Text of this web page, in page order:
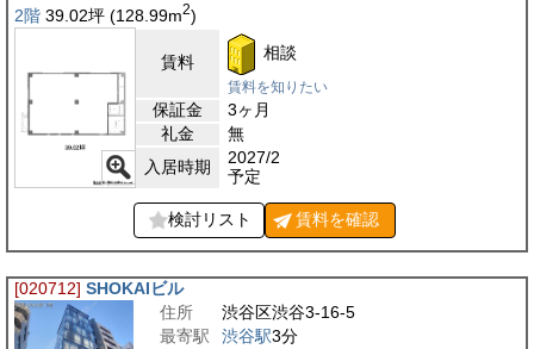
2階 39.02坪 (128.99m2)
賃料 相談
賃料を知りたい
保証金
3ヶ月
礼金
無
入居時期
2027/2
予定
検討リスト 賃料を確認
[020712] SHOKAIビル
住所
渋谷区渋谷3-16-5
最寄駅
渋谷駅3分